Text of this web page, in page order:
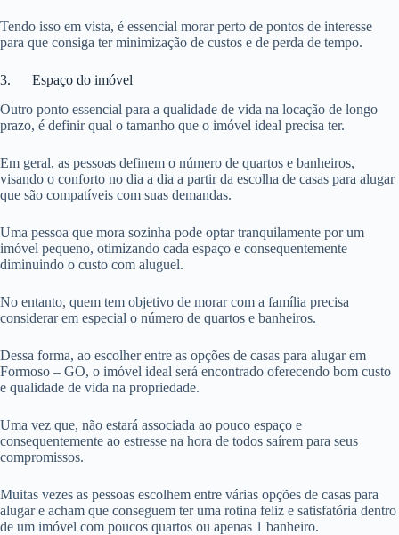
Tendo isso em vista, é essencial morar perto de pontos de interesse
para que consiga ter minimização de custos e de perda de tempo.
3. Espaço do imóvel
Outro ponto essencial para a qualidade de vida na locação de longo
prazo, é definir qual o tamanho que o imóvel ideal precisa ter.
Em geral, as pessoas definem o número de quartos e banheiros,
visando o conforto no dia a dia a partir da escolha de casas para alugar
que são compatíveis com suas demandas.
Uma pessoa que mora sozinha pode optar tranquilamente por um
imóvel pequeno, otimizando cada espaço e consequentemente
diminuindo o custo com aluguel.
No entanto, quem tem objetivo de morar com a família precisa
considerar em especial o número de quartos e banheiros.
Dessa forma, ao escolher entre as opções de casas para alugar em
Formoso – GO, o imóvel ideal será encontrado oferecendo bom custo
e qualidade de vida na propriedade.
Uma vez que, não estará associada ao pouco espaço e
consequentemente ao estresse na hora de todos saírem para seus
compromissos.
Muitas vezes as pessoas escolhem entre várias opções de casas para
alugar e acham que conseguem ter uma rotina feliz e satisfatória dentro
de um imóvel com poucos quartos ou apenas 1 banheiro.